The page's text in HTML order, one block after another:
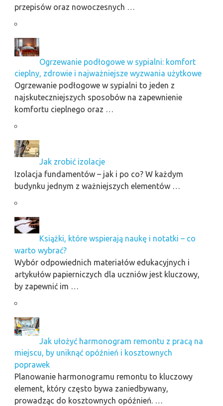
przepisów oraz nowoczesnych …
Ogrzewanie podłogowe w sypialni: komfort
cieplny, zdrowie i najważniejsze wyzwania użytkowe
Ogrzewanie podłogowe w sypialni to jeden z
najskuteczniejszych sposobów na zapewnienie
komfortu cieplnego oraz …
Jak zrobić izolacje
Izolacja fundamentów – jak i po co? W każdym
budynku jednym z ważniejszych elementów …
Książki, które wspierają naukę i notatki – co
warto wybrać?
Wybór odpowiednich materiałów edukacyjnych i
artykułów papierniczych dla uczniów jest kluczowy,
by zapewnić im …
Jak ułożyć harmonogram remontu z pracą na
miejscu, by uniknąć opóźnień i kosztownych
poprawek
Planowanie harmonogramu remontu to kluczowy
element, który często bywa zaniedbywany,
prowadząc do kosztownych opóźnień. …